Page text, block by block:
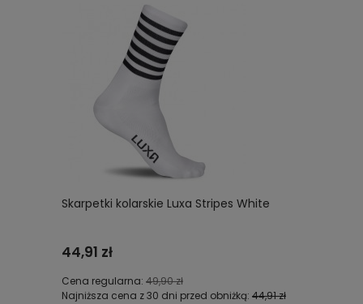
Skarpetki kolarskie Luxa Stripes White
44,91 zł
Cena regularna: 49,90 zł
Najniższa cena z 30 dni przed obniżką: 44,91 zł